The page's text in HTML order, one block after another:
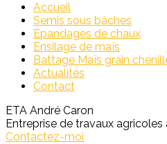
Accueil
Semis sous bâches
Épandages de chaux
Ensilage de maïs
Battage Maïs grain
Actualités
Contact
ETA André Caron
Entreprise de travaux agricoles
Contactez-moi